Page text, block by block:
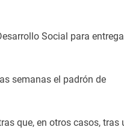
Social para
semanas el padrón de
que, en otros casos, tras